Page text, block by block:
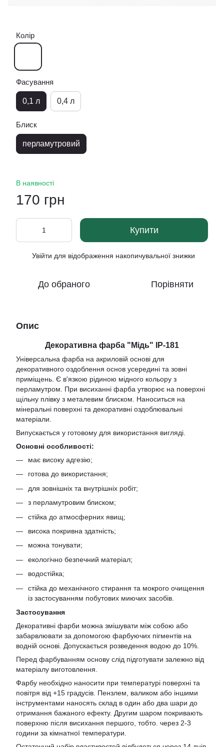
Колір
Фасування
0,1 л 0,4 л
Блиск
перламутровий
В наявності
170 грн
Купити
Увійти для відображення накопичувальної знижки
До обраного Порівняти
Опис
Декоративна фарба "Мідь" ІР-181
Універсальна фарба на акриловій основі для
декоративного оздоблення основ усередині та зовні
приміщень. Є в'язкою рідиною мідного кольору з
перламутром. При висиханні фарба утворює на поверхні
щільну плівку з металевим блиском. Наноситься на
мінеральні поверхні та декоративні оздоблювальні
матеріали.
Випускається у готовому для використання вигляді.
Основні особливості:
має високу адгезію;
готова до використання;
для зовнішніх та внутрішніх робіт;
з перламутровим блиском;
стійка до атмосферних явищ;
висока покривна здатність;
можна тонувати;
екологічно безпечний матеріал;
водостійка;
стійка до механічного стирання та мокрого очищення
із застосуванням побутових миючих засобів.
Застосування
Декоративні фарби можна змішувати між собою або
забарвлювати за допомогою фарбуючих пігментів на
водній основі. Допускається розведення водою до 10%.
Перед фарбуванням основу слід підготувати залежно від
матеріалу виготовлення.
Фарбу необхідно наносити при температурі поверхні та
повітря від +15 градусів. Пензлем, валиком або іншими
інструментами наносять склад в один або два шари до
отримання бажаного ефекту. Другим шаром покривають
поверхню після висихання першого, тобто. через 2-3
години за кімнатної температури.